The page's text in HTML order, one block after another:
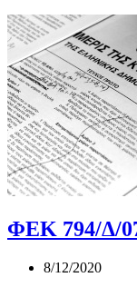
ΦΕΚ 794/Δ/
8/12/2020